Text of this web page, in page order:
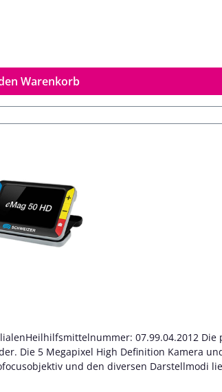
einfachen Bedienung setzt sie neue
Halt in der Hand
Zusatzfunktionen Stufenlose
Lesen und stehend zum Schreiben
Fuß in Mittelstellung zum Schreiben
Reflexionsfreies, farbechtes 5-Zoll-LC-
oder stufenweise Vergrößerung mit zwei
USB-C Ladefunktion Gewicht: 240 Gramm
Netzadapter für EU, GB, US, AUS
Trageschlaufe Lieferung inkl. schützendem
Warenkorb
07.99.04.2012
Die 5 Megapixel High Definition Kamera
und den diversen Darstellmodi